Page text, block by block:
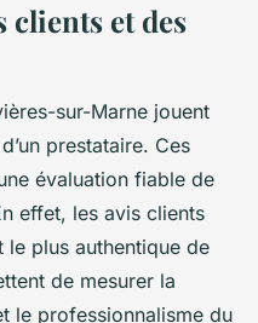
clients et des
sur-Marne jouent
prestataire. Ces
évaluation fiable de
effet, les avis clients
le plus authentique de
de mesurer la
le professionnalisme du